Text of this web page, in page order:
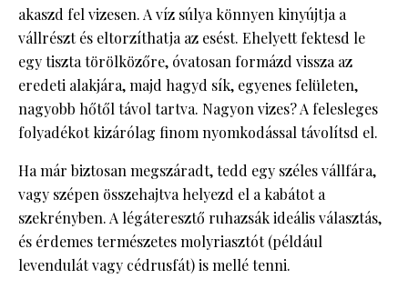
akaszd fel vizesen. A víz súlya könnyen kinyújtja a
vállrészt és eltorzíthatja az esést. Ehelyett fektesd le
egy tiszta törölközőre, óvatosan formázd vissza az
eredeti alakjára, majd hagyd sík, egyenes felületen,
nagyobb hőtől távol tartva. Nagyon vizes? A felesleges
folyadékot kizárólag finom nyomkodással távolítsd el.
Ha már biztosan megszáradt, tedd egy széles vállfára,
vagy szépen összehajtva helyezd el a kabátot a
szekrényben. A légáteresztő ruhazsák ideális választás,
és érdemes természetes molyriasztót (például
levendulát vagy cédrusfát) is mellé tenni.